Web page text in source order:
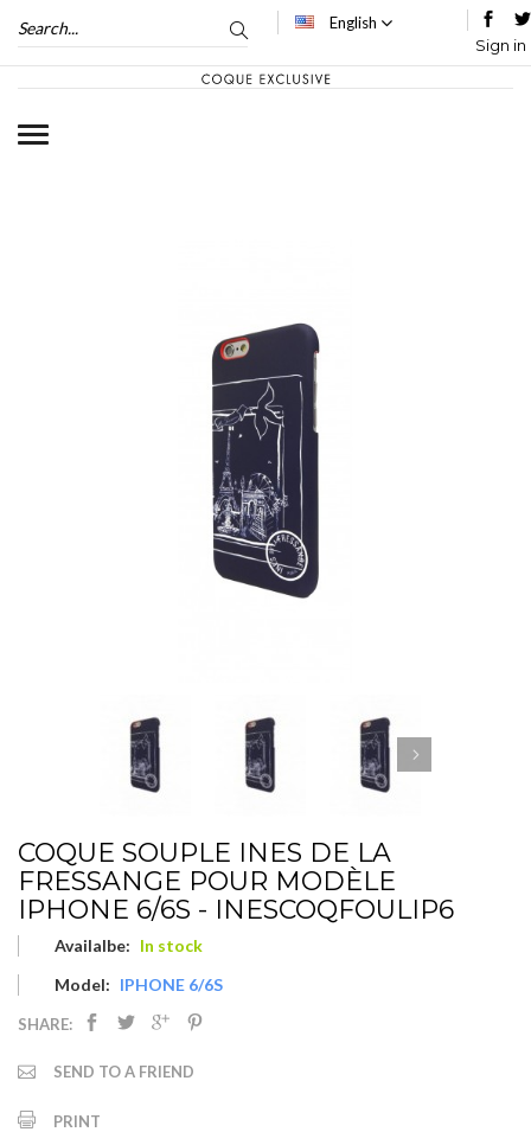
English
Sign in
COQUE SOUPLE INES DE LA
FRESSANGE POUR MODÈLE
IPHONE 6/6S - INESCOQFOULIP6
Availalbe: In stock
Model: IPHONE 6/6S
SHARE:
SEND TO A FRIEND
PRINT